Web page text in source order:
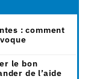
: comment
le bon
de l’aide